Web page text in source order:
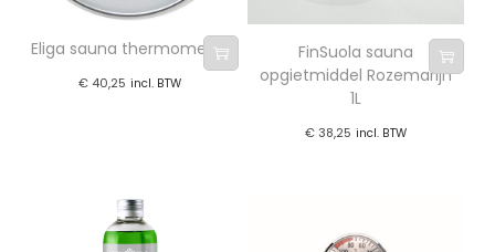
Eliga sauna thermometer
€ 40,25 incl. BTW
FinSuola sauna
opgietmiddel Rozemarijn
1L
€38,25 incl. BTW